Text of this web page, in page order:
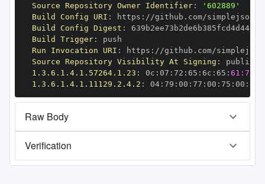
Source Repository Owner Identifier:
'602889'
Build Config URI : https : //github.com/simplejson/
Build Config Digest :
Build Trigger:
Run Invocation URI : https :
Source Repository Visibility At Signing :
1.3.6.1.4.1.57264.1.23 : 0c : 07 : 72 : 65 : 6c : 65 :
1.3.6.1.4.1.11129.2.4.2 : 04: 79 : 00 : 77 : 00 : 75 : 00 : dd
Raw Body
Verification